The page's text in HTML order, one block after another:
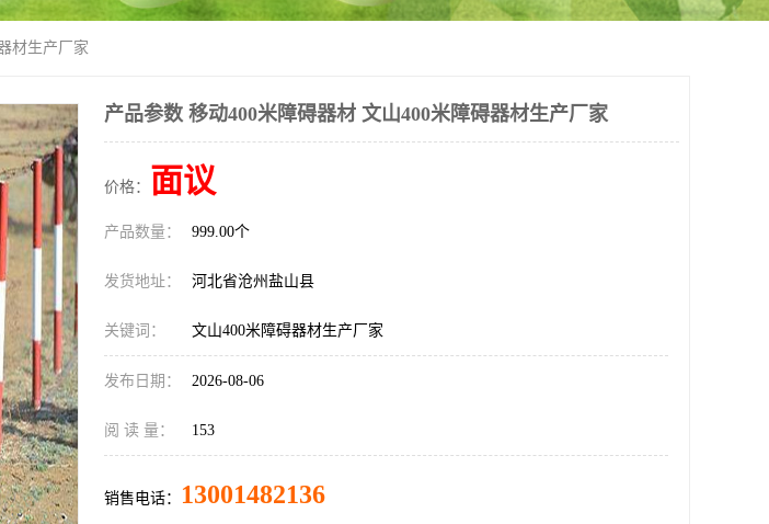
材生产厂家
产品参数 移动400米障碍器材 文山400米障碍器材生产厂家
价格： 面议
产品数量： 999.00个
发货地址： 河北省沧州盐山县
关键词： 文山400米障碍器材生产厂家
发布日期： 2026-08-06
阅 读 量： 153
销售电话： 13001482136